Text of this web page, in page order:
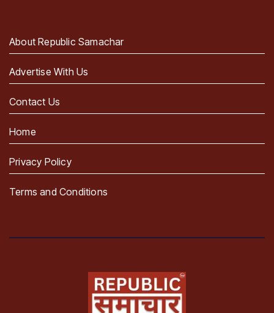
About Republic Samachar
Advertise With Us
Contact Us
Home
Privacy Policy
Terms and Conditions